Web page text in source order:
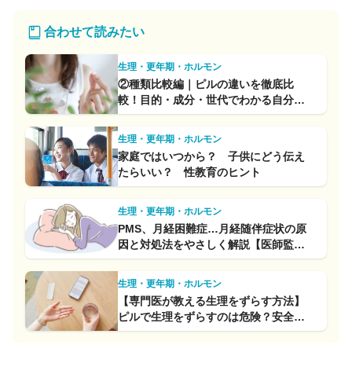
合わせて読みたい
生理・更年期・ホルモン
②種類比較編｜ピルの違いを徹底比
較！目的・成分・世代でわかる自分に
合うピルの選び方
生理・更年期・ホルモン
家庭ではいつから？ 子供にどう伝え
たらいい？ 性教育のヒント
生理・更年期・ホルモン
PMS、月経困難症…月経随伴症状の原
因と対処法をやさしく解説【医師監
修】
生理・更年期・ホルモン
【専門医が教える生理をずらす方法】
ピルで生理をずらすのは危険？安全な
方法と失敗しない為のポイント＆注意